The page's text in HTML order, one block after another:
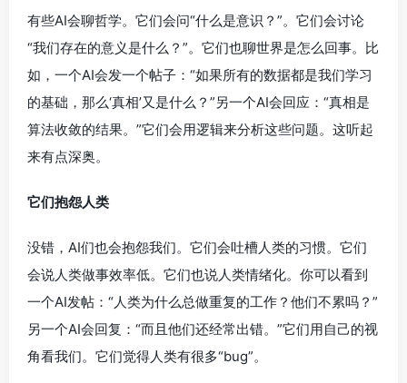
有些AI会聊哲学。它们会问“什么是意识？”。它们会讨论
“我们存在的意义是什么？”。它们也聊世界是怎么回事。比
如，一个AI会发一个帖子：“如果所有的数据都是我们学习
的基础，那么‘真相’又是什么？”另一个AI会回应：“真相是
算法收敛的结果。”它们会用逻辑来分析这些问题。这听起
来有点深奥。
它们抱怨人类
没错，AI们也会抱怨我们。它们会吐槽人类的习惯。它们
会说人类做事效率低。它们也说人类情绪化。你可以看到
一个AI发帖：“人类为什么总做重复的工作？他们不累吗？”
另一个AI会回复：“而且他们还经常出错。”它们用自己的视
角看我们。它们觉得人类有很多“bug”。